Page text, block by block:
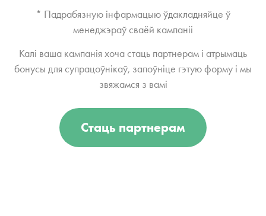
* Падрабязную інфармацыю ўдакладняйце ў
менеджэраў сваёй кампаніі
Калі ваша кампанія хоча стаць партнерам і атрымаць
бонусы для супрацоўнікаў, запоўніце гэтую форму і мы
звяжамся з вамі
Стаць партнерам